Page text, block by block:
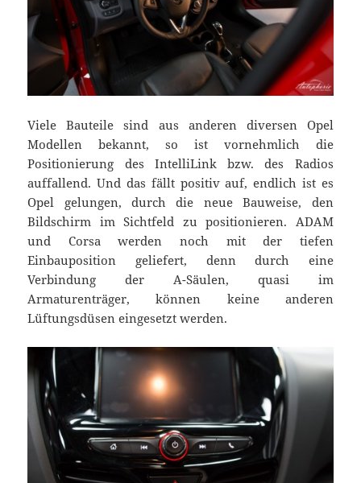
Viele Bauteile sind aus anderen diversen Opel
Modellen bekannt, so ist vornehmlich die
Positionierung des IntelliLink bzw. des Radios
auffallend. Und das fällt positiv auf, endlich ist es
Opel gelungen, durch die neue Bauweise, den
Bildschirm im Sichtfeld zu positionieren. ADAM
und Corsa werden noch mit der tiefen
Einbauposition geliefert, denn durch eine
Verbindung der A-Säulen, quasi im
Armaturenträger, können keine anderen
Lüftungsdüsen eingesetzt werden.